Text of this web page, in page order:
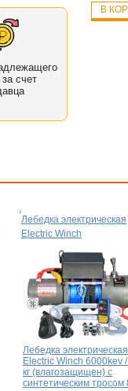
счет
В
Лебедка электрическая
Electric Winch
Лебедка
Electric Winch 6000kev
кг (влагозащищен) с
синтетическим тросом